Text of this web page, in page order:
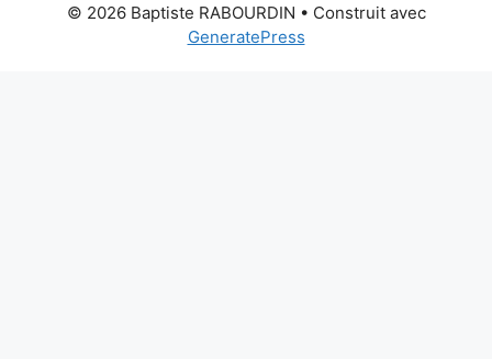
© 2026 Baptiste RABOURDIN • Construit avec
GeneratePress